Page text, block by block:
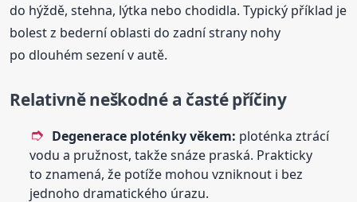
do hýždě, stehna, lýtka nebo chodidla. Typický příklad je
bolest z bederní oblasti do zadní strany nohy
po dlouhém sezení v autě.
Relativně neškodné a časté příčiny
Degenerace ploténky věkem: ploténka ztrácí
vodu a pružnost, takže snáze praská. Prakticky
to znamená, že potíže mohou vzniknout i bez
jednoho dramatického úrazu.